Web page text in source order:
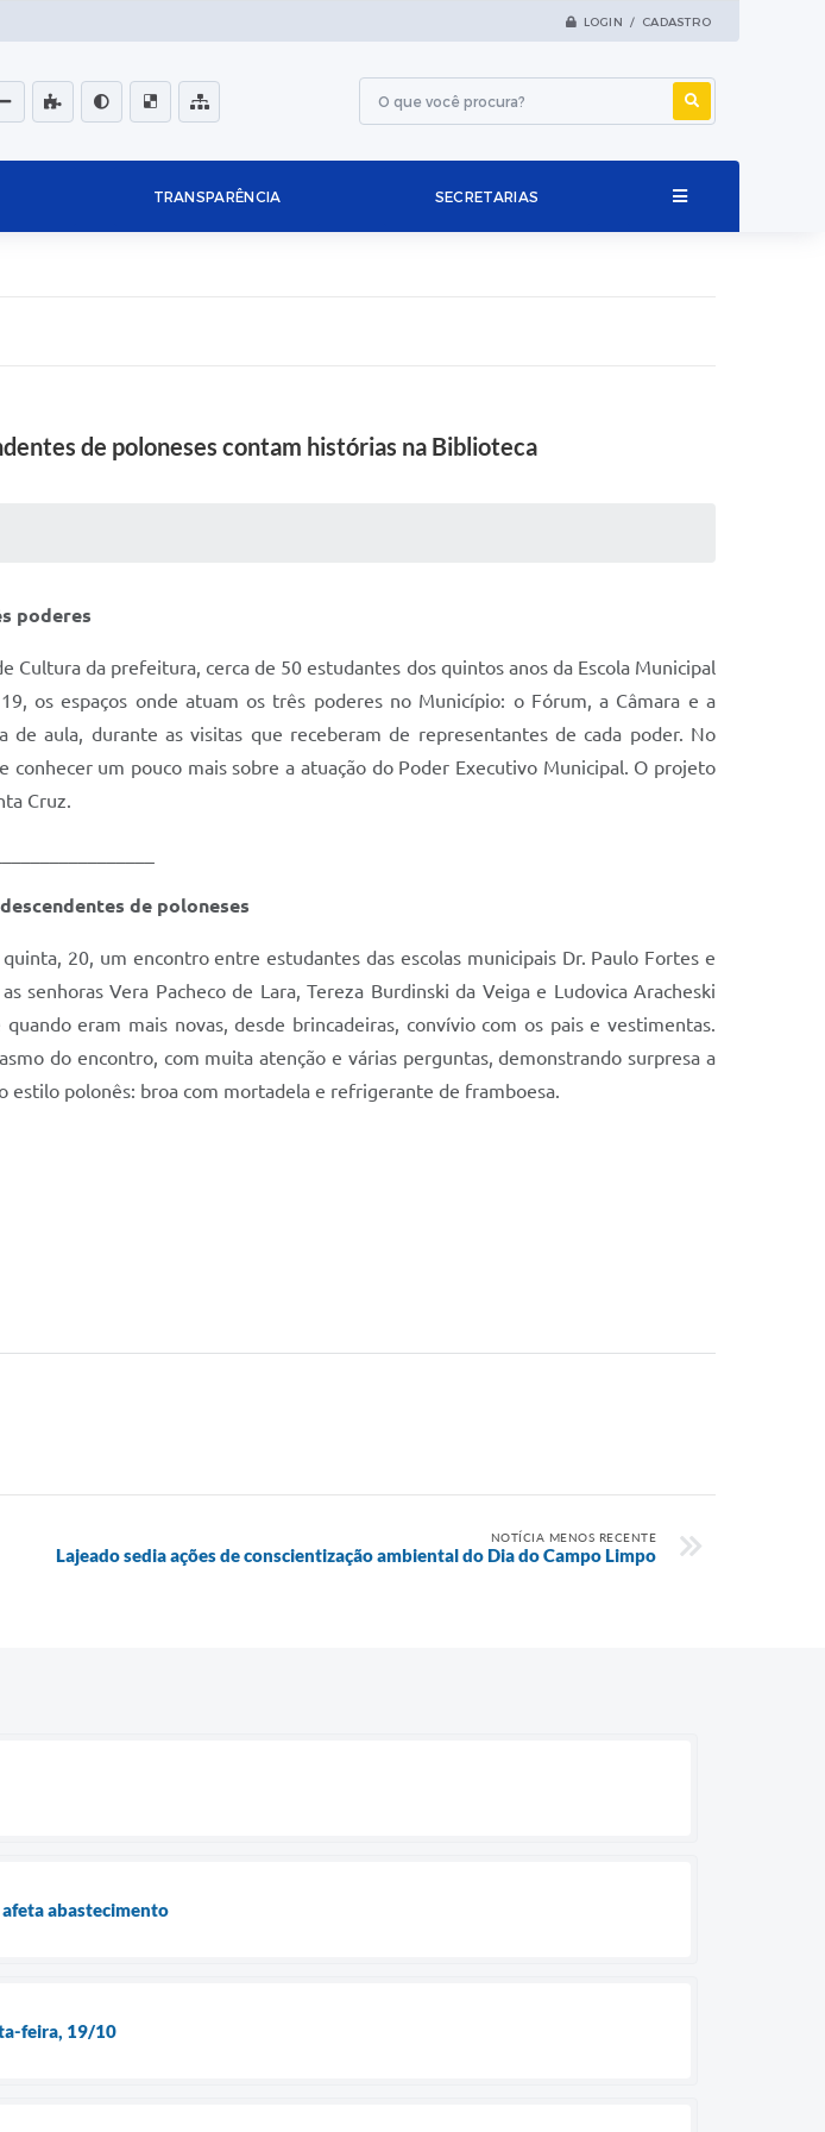
LOGIN / CADASTRO
TRANSPARÊNCIA SECRETARIAS
de poloneses contam histórias na Biblioteca
poderes
da prefeitura, cerca de 50 estudantes dos quintos anos da Escola Municipal
os espaços onde atuam os três poderes no Município: o Fórum, a Câmara e a
aula, durante as visitas que receberam de representantes de cada poder. No
um pouco mais sobre a atuação do Poder Executivo Municipal. O projeto
Cruz.
de poloneses
20, um encontro entre estudantes das escolas municipais Dr. Paulo Fortes e
senhoras Vera Pacheco de Lara, Tereza Burdinski da Veiga e Ludovica Aracheski
eram mais novas, desde brincadeiras, convívio com os pais e vestimentas.
do encontro, com muita atenção e várias perguntas, demonstrando surpresa a
estilo polonês: broa com mortadela e refrigerante de framboesa.
NOTÍCIA MENOS RECENTE
Lajeado sedia ações de conscientização ambiental do Dia do Campo Limpo
abastecimento
feira, 19/10